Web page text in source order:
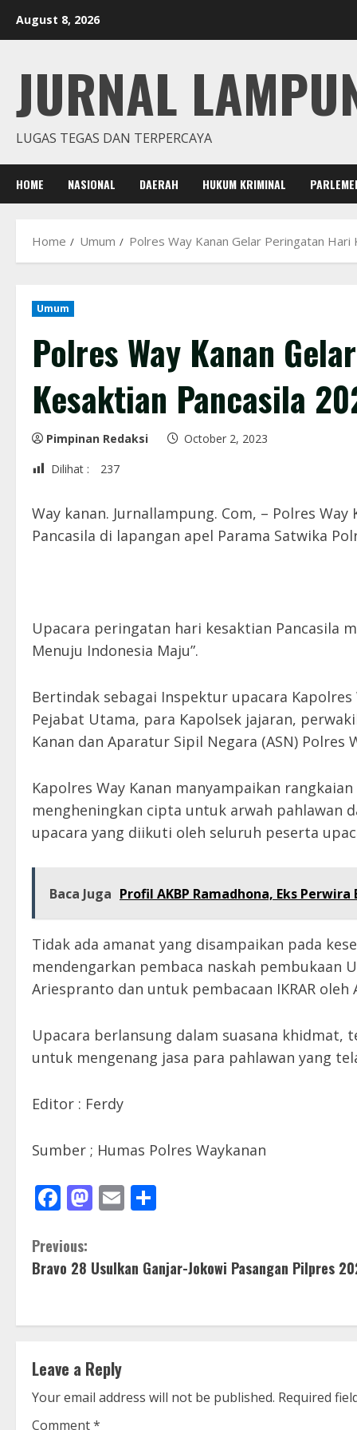
August 8, 2026
JURNAL
LUGAS TEGAS DAN TERPERCAYA
HOME NASIONAL DAERAH HUKUM KRIMINAL
Home Umum Polres Way Kanan Gelar Peringatan Hari
Umum
Polres Way Kanan
Kesaktian Pancasila
Pimpinan Redaksi
October 2, 2023
Dilihat :
237
Way kanan. Jurnallampung. Com, – Polres
Pancasila di lapangan apel Parama Satwika
Upacara peringatan hari kesaktian Pancasila
Menuju Indonesia Maju”.
Bertindak sebagai Inspektur upacara
Pejabat Utama, para Kapolsek jajaran,
Kanan dan Aparatur Sipil Negara (ASN) Polres
Kapolres Way Kanan manyampaikan
mengheningkan cipta untuk arwah pahlawan
upacara yang diikuti oleh seluruh peserta
Baca Juga Profil AKBP Ramadhona, Eks
Tidak ada amanat yang disampaikan pada
mendengarkan pembaca naskah pembukaan
Ariespranto dan untuk pembacaan IKRAR
Upacara berlansung dalam suasana
untuk mengenang jasa para pahlawan yang
Editor : Ferdy
Sumber ; Humas Polres Waykanan
Facebook
Mastodon
Email
C
o
n
i
n
Previous:
Bravo 28 Usulkan Ganjar-Jokowi Pasangan Pilpres
Leave a Reply
Your email address will not be published. Required
Comment*